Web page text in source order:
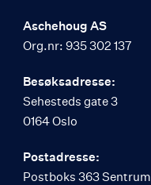
Aschehoug AS
Org.nr: 935 302 137
Besøksadresse:
Sehesteds gate 3
0164 Oslo
Postadresse:
Postboks 363 Sentrum